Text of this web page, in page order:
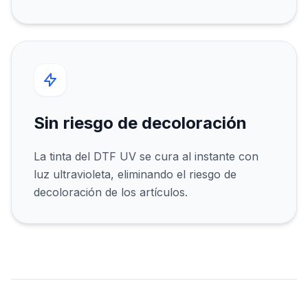
Sin riesgo de decoloración
La tinta del DTF UV se cura al instante con
luz ultravioleta, eliminando el riesgo de
decoloración de los artículos.